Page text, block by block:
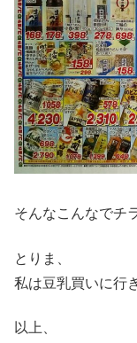
そんなこんなでチ
とりま、
私は豆乳買いに行
以上、